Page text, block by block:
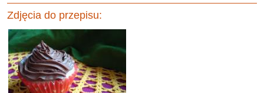
Zdjęcia do przepisu: